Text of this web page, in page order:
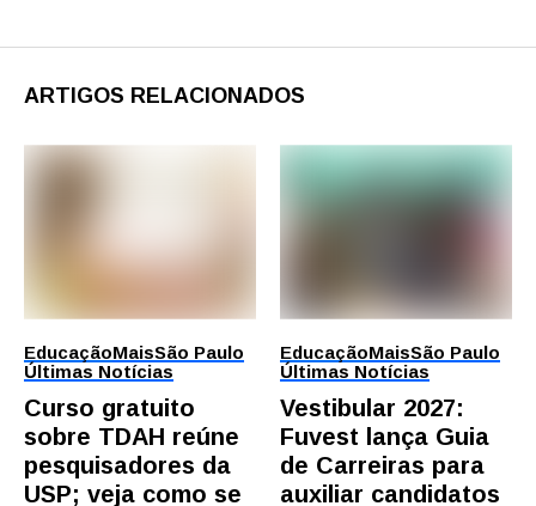
ARTIGOS RELACIONADOS
EducaçãoMaisSão Paulo
Últimas Notícias
Curso gratuito
sobre TDAH reúne
pesquisadores da
USP; veja como se
EducaçãoMaisSão Paulo
Últimas Notícias
Vestibular 2027:
Fuvest lança Guia
de Carreiras para
auxiliar candidatos